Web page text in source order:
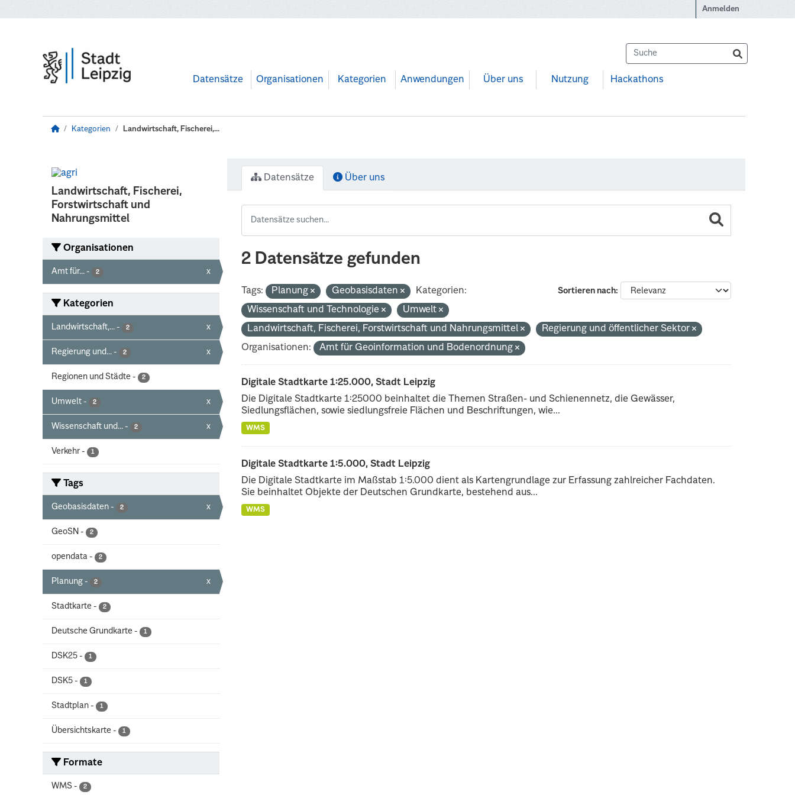
Anmelden
Datensätze Organisationen Kategorien Anwendungen Über uns Nutzung Hackathons
Kategorien Landwirtschaft, Fischerei,...
Landwirtschaft, Fischerei,
Forstwirtschaft und
Nahrungsmittel
Organisationen
Amt für... - 2 x
Kategorien
Landwirtschaft,... - 2 x
Regierung und... - 2 x
Regionen und Städte - 2
Umwelt - 2 x
Wissenschaft und... - 2 x
Verkehr - 1
Tags
Geobasisdaten - 2 x
GeoSN - 2
opendata - 2
Planung - 2 x
Stadtkarte - 2
Deutsche Grundkarte - 1
DSK25 - 1
DSK5 - 1
Stadtplan - 1
Übersichtskarte - 1
Formate
WMS - 2
Datensätze Über uns
2 Datensätze gefunden
Sortieren nach
Tags: Planung Geobasisdaten
Kategorien:
Wissenschaft und Technologie
Umwelt
Landwirtschaft, Fischerei, Forstwirtschaft und Nahrungsmittel
Regierung und öffentlicher Sektor
Organisationen:
Amt für Geoinformation und Bodenordnung
Digitale Stadtkarte 1:25.000, Stadt Leipzig
Die Digitale Stadtkarte 1:25000 beinhaltet die Themen Straßen- und Schienennetz, die Gewässer,
Siedlungsflächen, sowie siedlungsfreie Flächen und Beschriftungen, wie...
WMS
Digitale Stadtkarte 1:5.000, Stadt Leipzig
Die Digitale Stadtkarte im Maßstab 1:5.000 dient als Kartengrundlage zur Erfassung zahlreicher Fachdaten.
Sie beinhaltet Objekte der Deutschen Grundkarte, bestehend aus...
WMS